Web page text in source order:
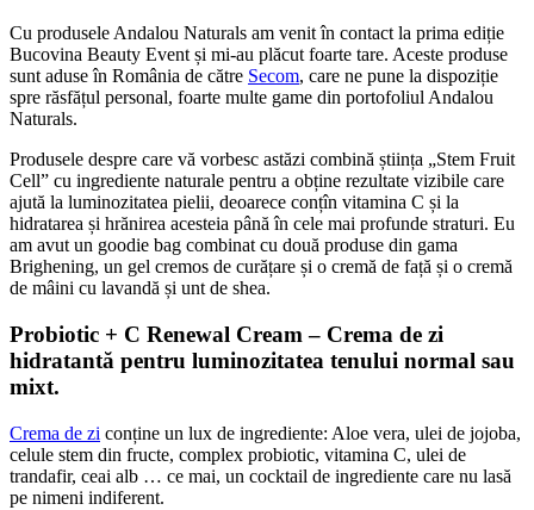
Cu produsele Andalou Naturals am venit în contact la prima ediție
Bucovina Beauty Event și mi-au plăcut foarte tare. Aceste produse
sunt aduse în România de către Secom, care ne pune la dispoziție
spre răsfățul personal, foarte multe game din portofoliul Andalou
Naturals.
Produsele despre care vă vorbesc astăzi combină știința „Stem Fruit
Cell” cu ingrediente naturale pentru a obține rezultate vizibile care
ajută la luminozitatea pielii, deoarece conțîn vitamina C și la
hidratarea și hrănirea acesteia până în cele mai profunde straturi. Eu
am avut un goodie bag combinat cu două produse din gama
Brighening, un gel cremos de curățare și o cremă de față și o cremă
de mâini cu lavandă și unt de shea.
Probiotic + C Renewal Cream – Crema de zi
hidratantă pentru luminozitatea tenului normal sau
mixt.
Crema de zi conține un lux de ingrediente: Aloe vera, ulei de jojoba,
celule stem din fructe, complex probiotic, vitamina C, ulei de
trandafir, ceai alb … ce mai, un cocktail de ingrediente care nu lasă
pe nimeni indiferent.